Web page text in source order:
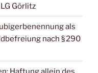
Görlitz
als
nach § 290